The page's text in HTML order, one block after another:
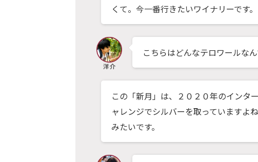
くて。今一番行きたいワイナリーです。
こちらはどんなテロワールな
この「新月」は、２０２０年のインタ
ャレンジでシルバーを取っていますよ
みたいです。